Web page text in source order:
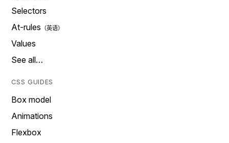
Selectors
At-rules
Values
See all…
CSS GUIDES
Box model
Animations
Flexbox